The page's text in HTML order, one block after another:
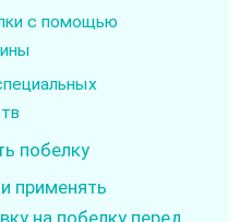
с помощью
побелку
применять